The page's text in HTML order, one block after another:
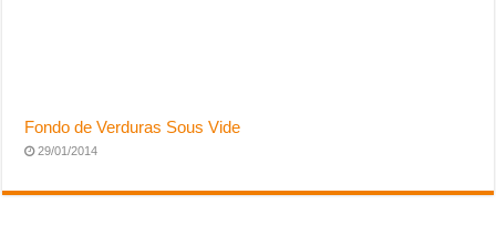
Fondo de Verduras Sous Vide
29/01/2014